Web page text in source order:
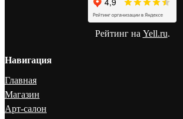
Рейтинг на Yell.ru.
Навигация
Главная
Магазин
Арт-салон